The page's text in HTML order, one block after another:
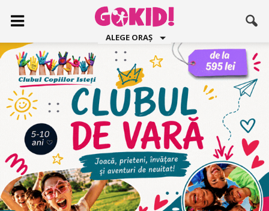
ALEGE ORAȘ